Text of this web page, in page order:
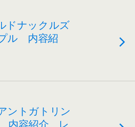
ドナックルズ
ル 内容紹
ントガトリン
容紹介 レ